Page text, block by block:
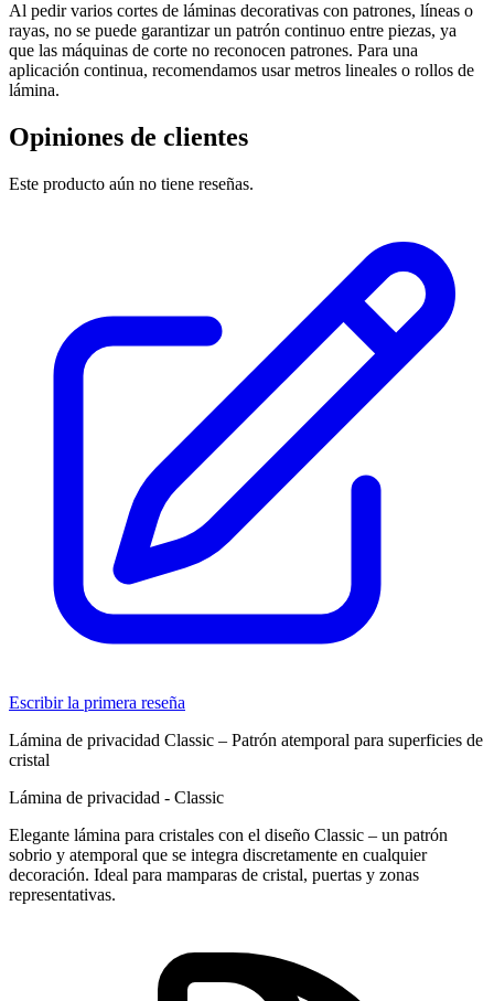
Al pedir varios cortes de láminas decorativas con patrones, líneas o
rayas, no se puede garantizar un patrón continuo entre piezas, ya
que las máquinas de corte no reconocen patrones. Para una
aplicación continua, recomendamos usar metros lineales o rollos de
lámina.
Opiniones de clientes
Este producto aún no tiene reseñas.
Escribir la primera reseña
Lámina de privacidad Classic – Patrón atemporal para superficies de
cristal
Lámina de privacidad - Classic
Elegante lámina para cristales con el diseño Classic – un patrón
sobrio y atemporal que se integra discretamente en cualquier
decoración. Ideal para mamparas de cristal, puertas y zonas
representativas.